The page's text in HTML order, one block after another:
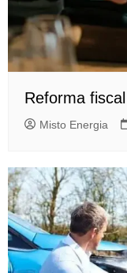
Reforma
Misto Energia